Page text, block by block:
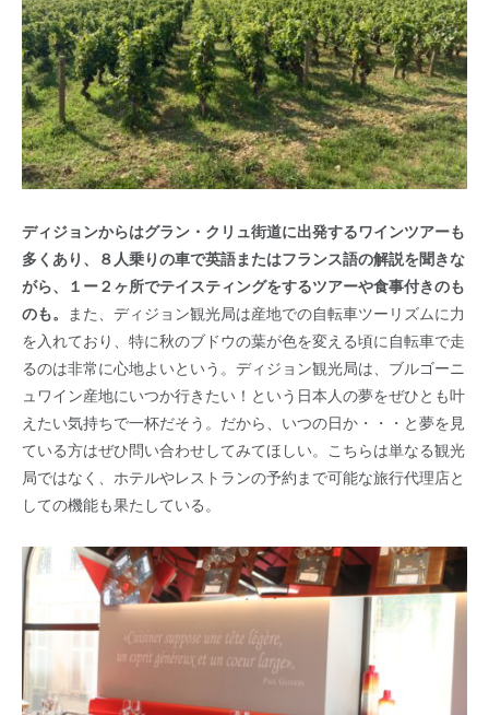
ディジョンからはグラン・クリュ街道に出発するワインツアーも
多くあり、８人乗りの車で英語またはフランス語の解説を聞きな
がら、１ー２ヶ所でテイスティングをするツアーや食事付きのも
のも。 また、ディジョン観光局は産地での自転車ツーリズムに力
を入れており、特に秋のブドウの葉が色を変える頃に自転車で走
るのは非常に心地よいという。ディジョン観光局は、ブルゴーニ
ュワイン産地にいつか行きたい！という日本人の夢をぜひとも叶
えたい気持ちで一杯だそう。だから、いつの日か・・・と夢を見
ている方はぜひ問い合わせしてみてほしい。こちらは単なる観光
局ではなく、ホテルやレストランの予約まで可能な旅行代理店と
しての機能も果たしている。